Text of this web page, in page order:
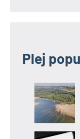
Plej